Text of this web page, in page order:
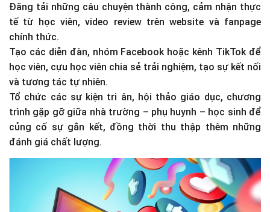
Đăng tải những câu chuyện thành công, cảm nhận thực
tế từ học viên, video review trên website và fanpage
chính thức.
Tạo các diễn đàn, nhóm Facebook hoặc kênh TikTok để
học viên, cựu học viên chia sẻ trải nghiệm, tạo sự kết nối
và tương tác tự nhiên.
Tổ chức các sự kiện tri ân, hội thảo giáo dục, chương
trình gặp gỡ giữa nhà trường – phụ huynh – học sinh để
củng cố sự gắn kết, đồng thời thu thập thêm những
đánh giá chất lượng.